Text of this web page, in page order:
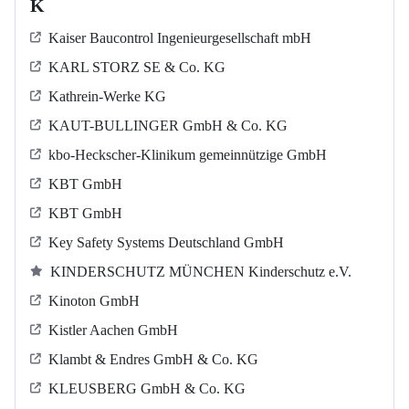
K
Kaiser Baucontrol Ingenieurgesellschaft mbH
KARL STORZ SE & Co. KG
Kathrein-Werke KG
KAUT-BULLINGER GmbH & Co. KG
kbo-Heckscher-Klinikum gemeinnützige GmbH
KBT GmbH
KBT GmbH
Key Safety Systems Deutschland GmbH
KINDERSCHUTZ MÜNCHEN Kinderschutz e.V.
Kinoton GmbH
Kistler Aachen GmbH
Klambt & Endres GmbH & Co. KG
KLEUSBERG GmbH & Co. KG